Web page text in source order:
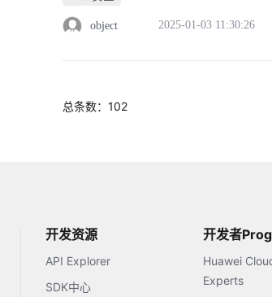
object 2025-01-03 11:30:26
总条数：102
开发资源
API Explorer
SDK中心
开发者
Huawei
Experts